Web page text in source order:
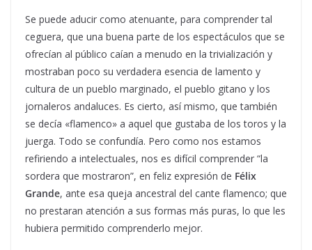
Se puede aducir como atenuante, para comprender tal
ceguera, que una buena parte de los espectáculos que se
ofrecían al público caían a menudo en la trivialización y
mostraban poco su verdadera esencia de lamento y
cultura de un pueblo marginado, el pueblo gitano y los
jornaleros andaluces. Es cierto, así mismo, que también
se decía «flamenco» a aquel que gustaba de los toros y la
juerga. Todo se confundía. Pero como nos estamos
refiriendo a intelectuales, nos es difícil comprender “la
sordera que mostraron”, en feliz expresión de Félix
Grande, ante esa queja ancestral del cante flamenco; que
no prestaran atención a sus formas más puras, lo que les
hubiera permitido comprenderlo mejor.